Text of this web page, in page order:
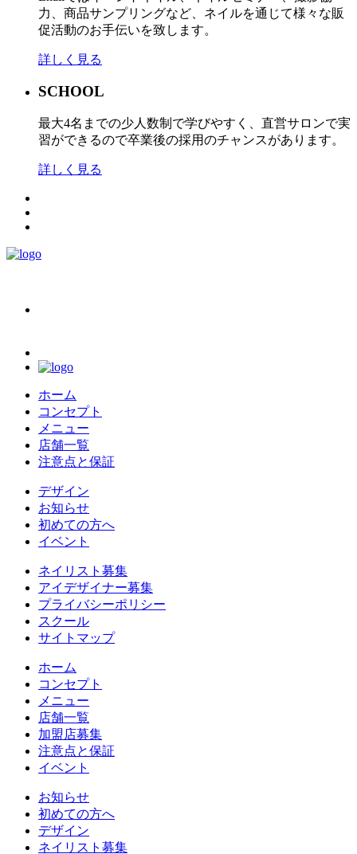
力、商品サンプリングなど、ネイルを通じて様々な販
促活動のお手伝いを致します。
詳しく見る
SCHOOL
最大4名までの少人数制で学びやすく、直営サロンで実
習ができるので卒業後の採用のチャンスがあります。
詳しく見る
ホーム
コンセプト
メニュー
店舗一覧
注意点と保証
デザイン
お知らせ
初めての方へ
イベント
ネイリスト募集
アイデザイナー募集
プライバシーポリシー
スクール
サイトマップ
ホーム
コンセプト
メニュー
店舗一覧
加盟店募集
注意点と保証
イベント
お知らせ
初めての方へ
デザイン
ネイリスト募集